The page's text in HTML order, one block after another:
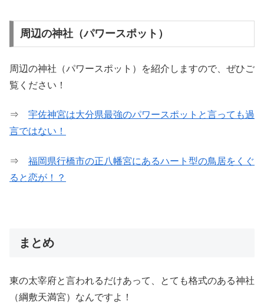
周辺の神社（パワースポット）
周辺の神社（パワースポット）を紹介しますので、ぜひご
覧ください！
⇒ 宇佐神宮は大分県最強のパワースポットと言っても過
言ではない！
⇒ 福岡県行橋市の正八幡宮にあるハート型の鳥居をくぐ
ると恋が！？
まとめ
東の太宰府と言われるだけあって、とても格式のある神社
（綱敷天満宮）なんですよ！